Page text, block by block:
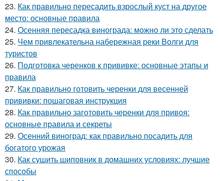
23. Как правильно пересадить взрослый куст на другое
место: основные правила
24. Осенняя пересадка винограда: можно ли это сделать
25. Чем привлекательна набережная реки Волги для
туристов
26. Подготовка черенков к прививке: основные этапы и
правила
27. Как правильно готовить черенки для весенней
прививки: пошаговая инструкция
28. Как правильно заготовить черенки для привоя:
основные правила и секреты
29. Осенний виноград: как правильно посадить для
богатого урожая
30. Как сушить шиповник в домашних условиях: лучшие
способы